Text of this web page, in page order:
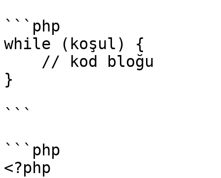
```php
while (koşul) {
}
```
```php
<?php